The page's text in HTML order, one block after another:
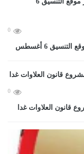
0
0
قانون العلاوات غدا